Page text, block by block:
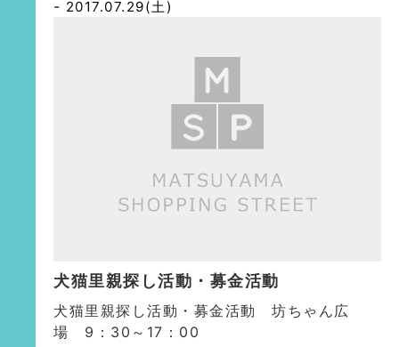
2017.07.29(土)
犬猫里親探し活動・募金活動
犬猫里親探し活動・募金活動 坊ちゃん広
場 9：30～17：00